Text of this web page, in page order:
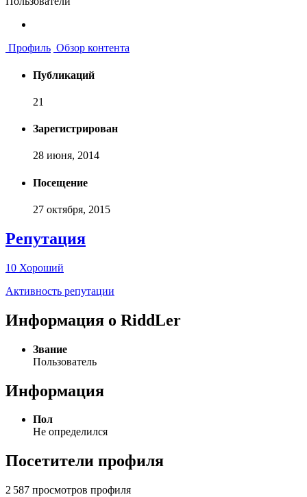
Профиль Обзор контента
Публикаций
21
Зарегистрирован
28 июня, 2014
Посещение
27 октября, 2015
Репутация
10 Хороший
Активность репутации
Информация о RiddLer
Звание
Пользователь
Информация
Пол
Не определился
Посетители профиля
2 587 просмотров профиля